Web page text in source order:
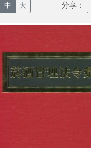
中 大 分享：